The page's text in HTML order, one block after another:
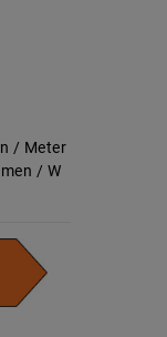
/ Meter
/ W